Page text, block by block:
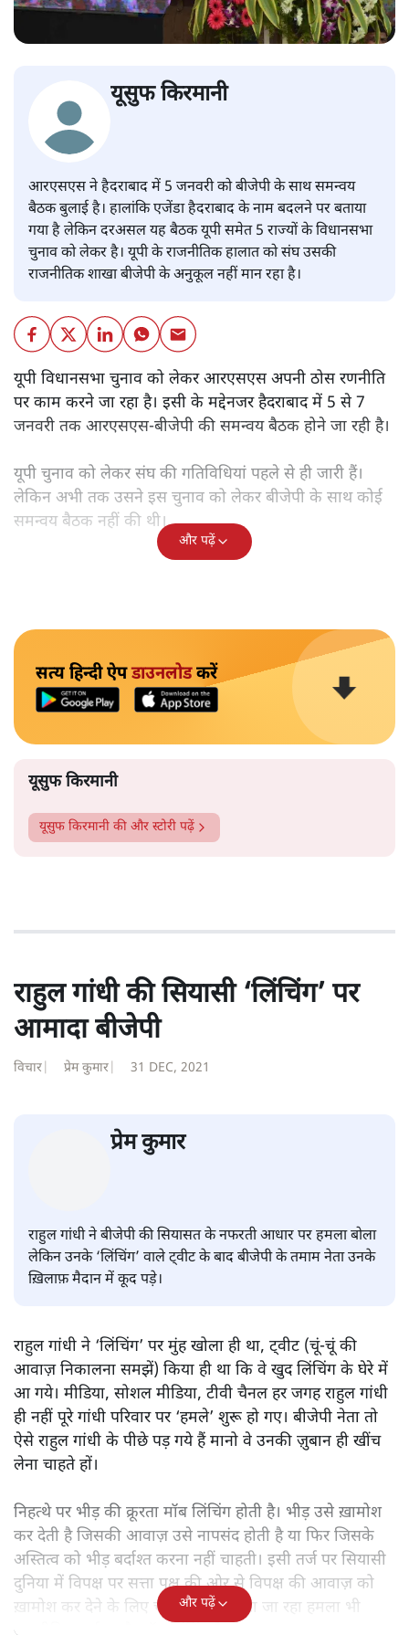
यूसुफ किरमानी
आरएसएस ने हैदराबाद में 5 जनवरी को बीजेपी के साथ समन्वय
बैठक बुलाई है। हालांकि एजेंडा हैदराबाद के नाम बदलने पर बताया
गया है लेकिन दरअसल यह बैठक यूपी समेत 5 राज्यों के विधानसभा
चुनाव को लेकर है। यूपी के राजनीतिक हालात को संघ उसकी
राजनीतिक शाखा बीजेपी के अनुकूल नहीं मान रहा है।
यूपी विधानसभा चुनाव को लेकर आरएसएस अपनी ठोस रणनीति
पर काम करने जा रहा है। इसी के मद्देनजर हैदराबाद में 5 से 7
जनवरी तक आरएसएस-बीजेपी की समन्वय बैठक होने जा रही है।
यूपी चुनाव को लेकर संघ की गतिविधियां पहले से ही जारी हैं।
लेकिन अभी तक उसने इस चुनाव को लेकर बीजेपी के साथ कोई
समन्वय बैठक नहीं की थी।
और पढ़ें
सत्य हिन्दी ऐपडाउनलोडकरें
यूसुफ किरमानी
यूसुफ किरमानी की और स्टोरी पढ़ें
राहुल गांधी की सियासी ‘लिंचिंग’ पर
आमादा बीजेपी
विचार प्रेम कुमार 31 DEC, 2021
प्रेम कुमार
राहुल गांधी ने बीजेपी की सियासत के नफरती आधार पर हमला बोला
लेकिन उनके ‘लिंचिंग’ वाले ट्वीट के बाद बीजेपी के तमाम नेता उनके
राहुल गांधी ने ‘लिंचिंग’ पर मुंह खोला ही था, ट्वीट (चूं-चूं की
आवाज़ निकालना समझें) किया ही था कि वे खुद लिंचिंग के घेरे में